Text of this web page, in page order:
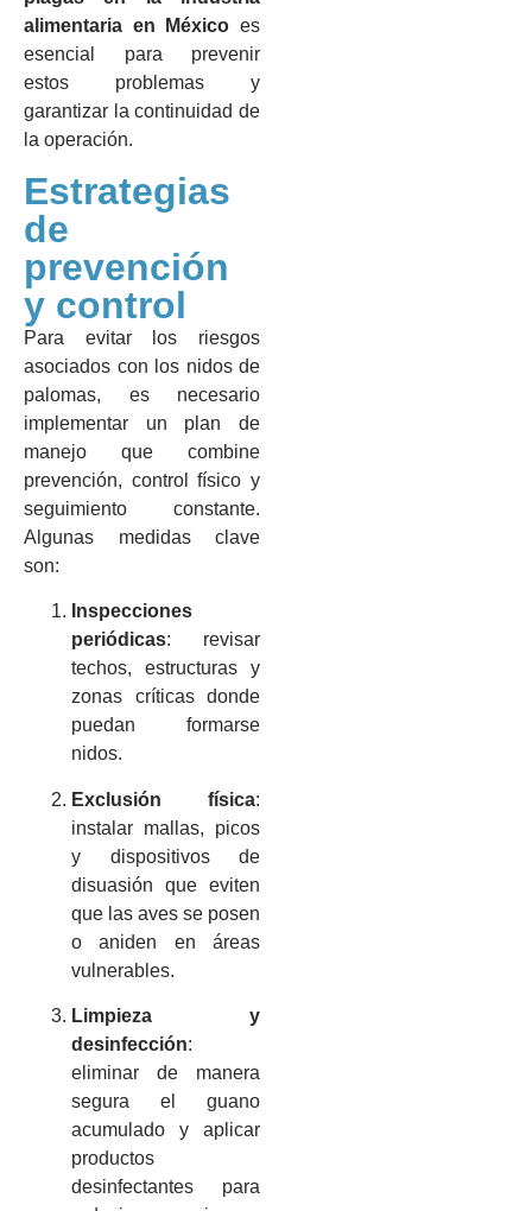
alimentaria en México es
esencial para prevenir
estos problemas y
garantizar la continuidad de
la operación.
Estrategias
de
prevención
y control
Para evitar los riesgos
asociados con los nidos de
palomas, es necesario
implementar un plan de
manejo que combine
prevención, control físico y
seguimiento constante.
Algunas medidas clave
son:
Inspecciones
periódicas: revisar
techos, estructuras y
zonas críticas donde
puedan formarse
nidos.
Exclusión física:
instalar mallas, picos
y dispositivos de
disuasión que eviten
que las aves se posen
o aniden en áreas
vulnerables.
Limpieza y
desinfección:
eliminar de manera
segura el guano
acumulado y aplicar
productos
desinfectantes para